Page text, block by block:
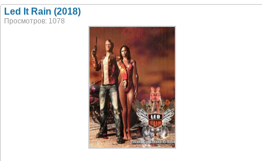
Led It Rain (2018)
Просмотров: 1078